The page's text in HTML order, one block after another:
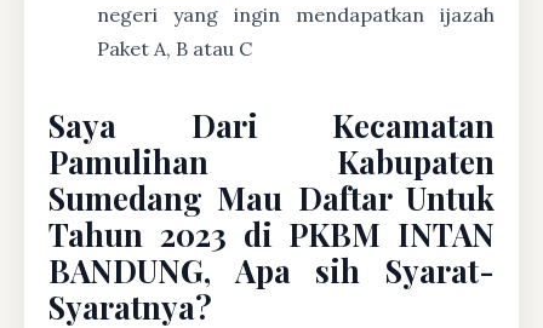
negeri yang ingin mendapatkan ijazah
Paket A, B atau C
Saya Dari Kecamatan
Pamulihan Kabupaten
Sumedang Mau Daftar Untuk
Tahun 2023 di PKBM INTAN
BANDUNG, Apa sih Syarat-
Syaratnya?